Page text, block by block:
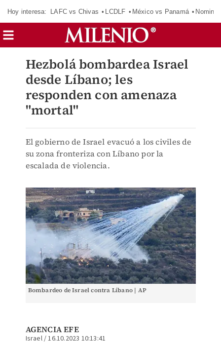
Hoy interesa: LAFC vs Chivas LCDLF México vs Panamá
Hezbolá bombardea Israel
desde Líbano; les
responden con amenaza
"mortal"
El gobierno de Israel evacuó a los civiles de
su zona fronteriza con Líbano por la
escalada de violencia.
Bombardeo de Israel contra Líbano | AP
AGENCIA EFE
Israel/16.10.2023 10:13:41